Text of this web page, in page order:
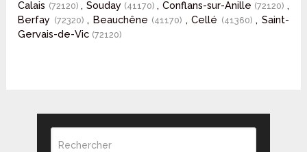
Calais (72120), Souday (41170), Conflans-sur-Anille (72120) ,
Berfay (72320), Beauchêne (41170) , Cellé (41360), Saint-
Gervais-de-Vic (72120)